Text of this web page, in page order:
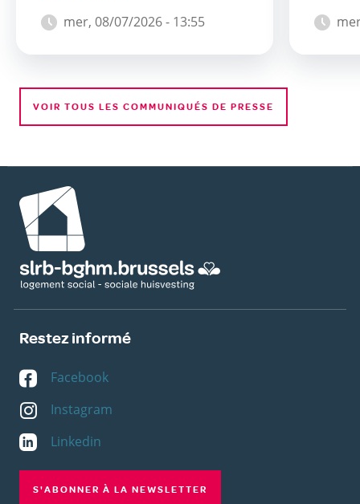
mer, 08/07/2026 - 13:55
VOIR TOUS LES COMMUNIQUÉS DE PRESSE
Image
Restez informé
Facebook
Instagram
Linkedin
S'ABONNER À LA NEWSLETTER